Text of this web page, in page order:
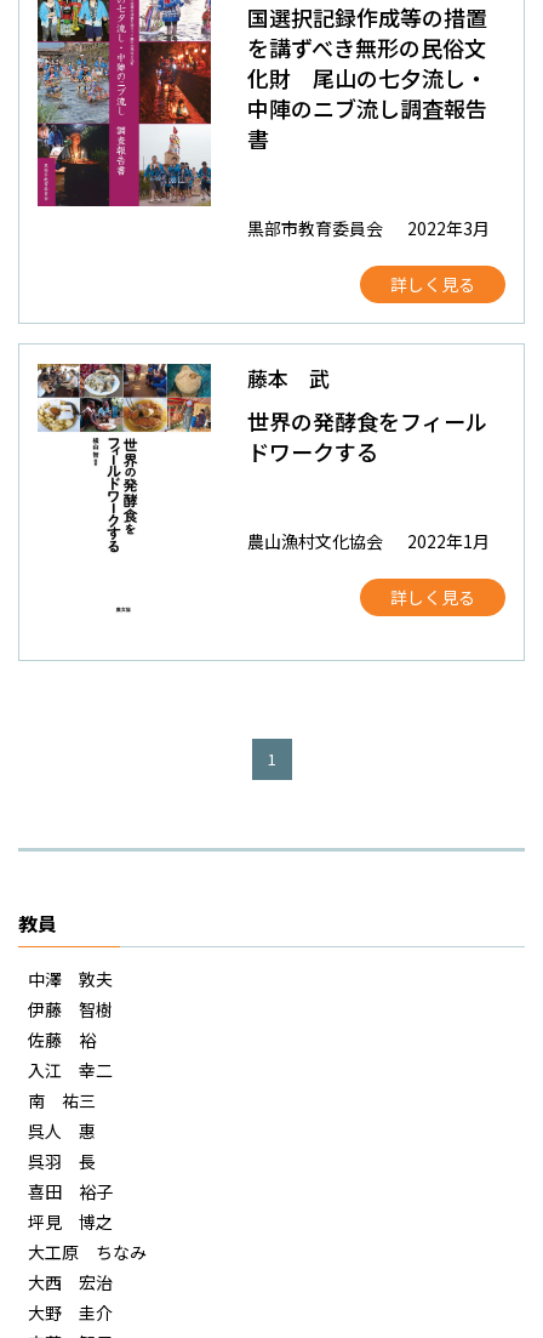
国選択記録作成等の措置
を講ずべき無形の民俗文
化財 尾山の七夕流し・
中陣のニブ流し調査報告
書
黒部市教育委員会 2022年3月
詳しく見る
藤本 武
世界の発酵食をフィール
ドワークする
農山漁村文化協会 2022年1月
詳しく見る
1
教員
中澤 敦夫
伊藤 智樹
佐藤 裕
入江 幸二
南 祐三
呉人 惠
呉羽 長
喜田 裕子
坪見 博之
大工原 ちなみ
大西 宏治
大野 圭介